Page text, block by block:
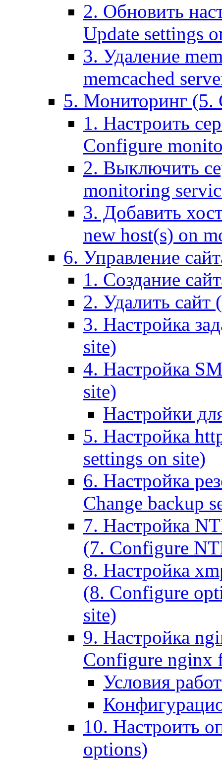
2. Обновить
Update settings
3. Удаление
memcached
5. Мониторинг (5.
1. Настроить
Configure
2. Выключить
monitoring
3. Добавить
new host(s) on
6. Управление
1. Создание
2. Удалить сайт
3. Настройка
site)
4. Настройка
site)
Настройки
5. Настройка
settings on site)
6. Настройка
Change backup
7. Настройка
(7. Configure
8. Настройка
(8. Configure
site)
9. Настройка
Configure nginx
Условия
10. Настроить
options)